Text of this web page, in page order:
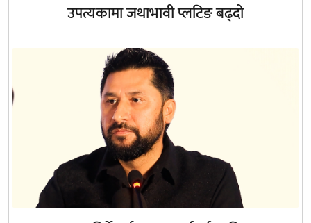
उपत्यकामा जथाभावी प्लटिङ बढ्दो